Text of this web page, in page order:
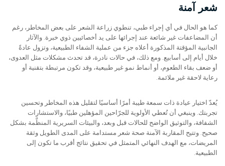
شعر آمنة
كما هو الحال في أي إجراء طبي، تنطوي زراعة الشعر على بعض المخاطر، رغم
أن المضاعفات غير شائعة عند إجرائها على يد أخصائيين ذوي خبرة. والآثار
الجانبية المؤقتة المذكورة أعلاه جزء من عملية الشفاء الطبيعية، وتزول عادةً
خلال أيام إلى أسابيع. ومع ذلك، في حالات نادرة، قد تحدث مشكلات مثل العدوى،
أو ضعف بقاء الطعوم، أو أنماط نمو غير طبيعية، وقد تكون مرتبطة بتقنية أو
رعاية لاحقة غير ملائمة.
يُعدّ اختيار عيادة ذات سمعة طيبة أمرًا أساسيًا لتقليل هذه المخاطر وتحسين
تجربتك. وينبغي أن تُعطي الأولوية للجرّاحين المؤهلين طبيًا، والاستشارات
الشفافة، والتوثيق الواضح للحالات قبل وبعد، والبيئات السريرية المنظَّمة بشكل
صحيح. وتتيح المقاربة الآمنة صحة شعر مستدامة على المدى الطويل وثقة
المريضات، مع الهدف النهائي المتمثل في تحقيق نتائج أقرب ما تكون إلى
الطبيعية.